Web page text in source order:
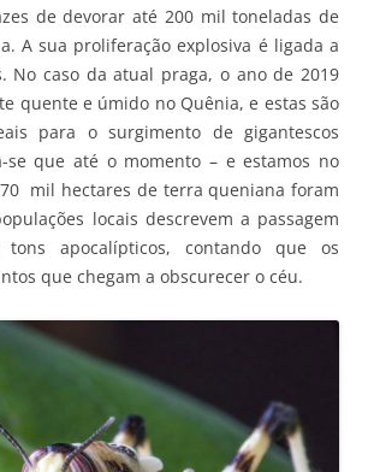
de devorar até 200 mil toneladas de
A sua proliferação explosiva é ligada a
No caso da atual praga, o ano de 2019
quente e úmido no Quênia, e estas são
para o surgimento de gigantescos
se que até o momento – e estamos no
mil hectares de terra queniana foram
locais descrevem a passagem
apocalípticos, contando que os
que chegam a obscurecer o céu.